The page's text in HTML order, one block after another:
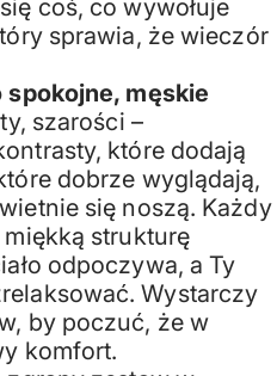
coś, co wywołuje
sprawia, że wieczór
męskie
szarości –
które dodają
dobrze wyglądają,
się noszą. Każdy
strukturę
odpoczywa, a Ty
Wystarczy
by poczuć, że w
komfort.